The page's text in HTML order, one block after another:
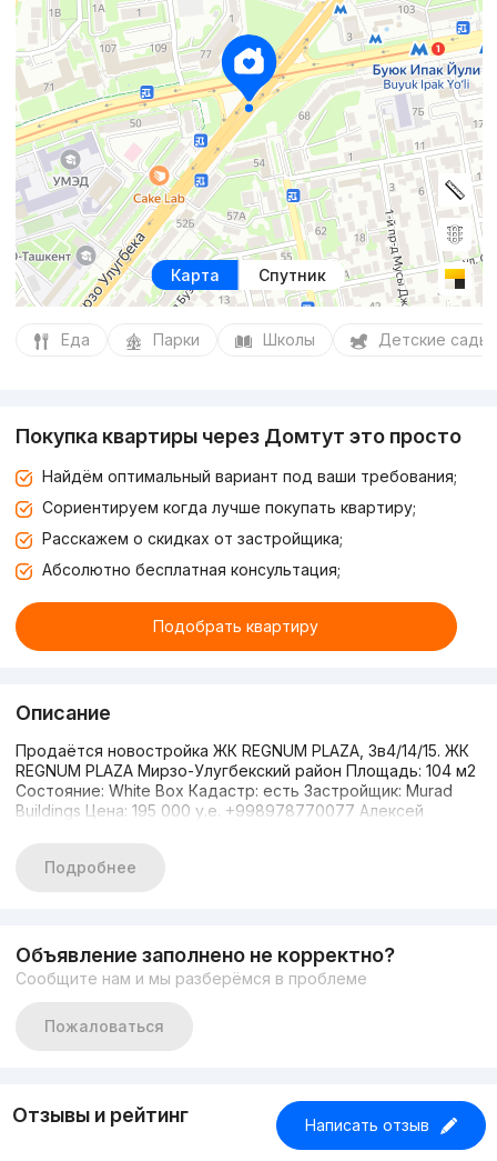
Карта Спутник
Еда Парки Школы Детские сады
Покупка квартиры через Домтут это просто
Найдём оптимальный вариант под ваши требования;
Сориентируем когда лучше покупать квартиру;
Расскажем о скидках от застройщика;
Абсолютно бесплатная консультация;
Подобрать квартиру
Описание
Продаётся новостройка ЖК REGNUM PLAZA, 3в4/14/15. ЖК
REGNUM PLAZA Мирзо-Улугбекский район Площадь: 104 м2
Состояние: White Box Кадастр: есть Застройщик: Murad
Buildings Цена: 195 000 у.е. +998978770077 Алексей
Подробнее
Объявление заполнено не корректно?
Сообщите нам и мы разберёмся в проблеме
Пожаловаться
Отзывы и рейтинг Написать отзыв